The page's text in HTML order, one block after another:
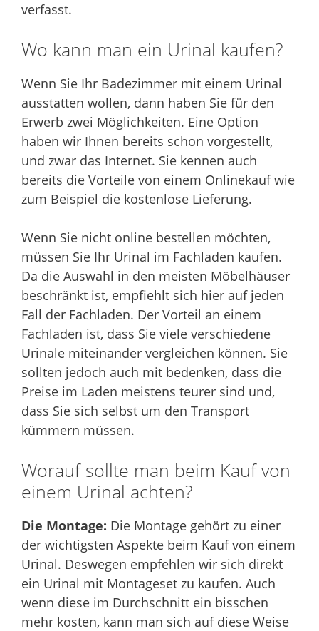
verfasst.
Wo kann man ein Urinal kaufen?
Wenn Sie Ihr Badezimmer mit einem Urinal
ausstatten wollen, dann haben Sie für den
Erwerb zwei Möglichkeiten. Eine Option
haben wir Ihnen bereits schon vorgestellt,
und zwar das Internet. Sie kennen auch
bereits die Vorteile von einem Onlinekauf wie
zum Beispiel die kostenlose Lieferung.
Wenn Sie nicht online bestellen möchten,
müssen Sie Ihr Urinal im Fachladen kaufen.
Da die Auswahl in den meisten Möbelhäuser
beschränkt ist, empfiehlt sich hier auf jeden
Fall der Fachladen. Der Vorteil an einem
Fachladen ist, dass Sie viele verschiedene
Urinale miteinander vergleichen können. Sie
sollten jedoch auch mit bedenken, dass die
Preise im Laden meistens teurer sind und,
dass Sie sich selbst um den Transport
kümmern müssen.
Worauf sollte man beim Kauf von
einem Urinal achten?
Die Montage: Die Montage gehört zu einer
der wichtigsten Aspekte beim Kauf von einem
Urinal. Deswegen empfehlen wir sich direkt
ein Urinal mit Montageset zu kaufen. Auch
wenn diese im Durchschnitt ein bisschen
mehr kosten, kann man sich auf diese Weise